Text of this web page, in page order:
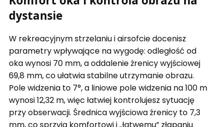
dystansie
W rekreacyjnym strzelaniu i airsofcie docenisz
parametry wpływające na wygodę: odległość od
oka wynosi 70 mm, a oddalenie źrenicy wyjściowej
69,8 mm, co ułatwia stabilne utrzymanie obrazu.
Pole widzenia to 7°, a liniowe pole widzenia na 100 m
wynosi 12,32 m, więc łatwiej kontrolujesz sytuację
przy obserwacji. Średnica wyjściowa źrenicy to 7,3